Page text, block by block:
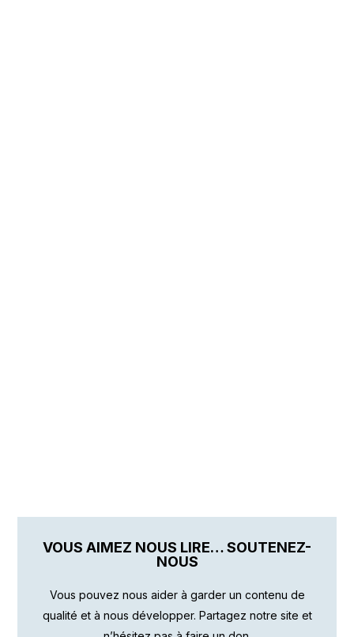
VOUS AIMEZ NOUS LIRE… SOUTENEZ-
NOUS
Vous pouvez nous aider à garder un contenu de
qualité et à nous développer. Partagez notre site et